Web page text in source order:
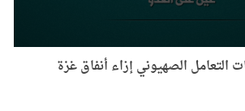
التعامل الصهيوني إزاء أنفاق غزة